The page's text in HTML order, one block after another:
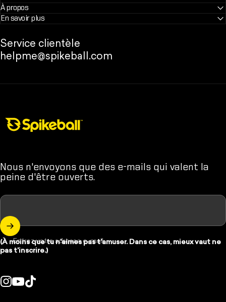
À propos
En savoir plus
Service clientèle
helpme@spikeball.com
Nous n'envoyons que des e-mails qui valent la
peine d'être ouverts.
Entrez votre adresse e-mail
(À moins que tu n'aimes pas t'amuser. Dans ce cas, mieux vaut ne
pas t'inscrire.)